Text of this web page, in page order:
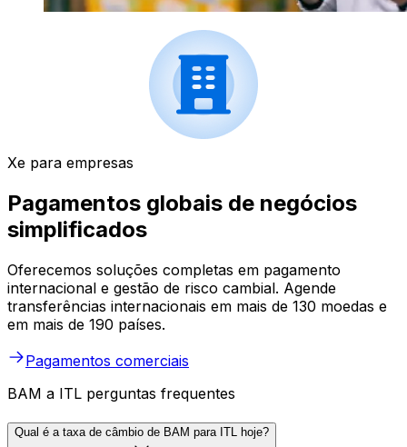
Xe para empresas
Pagamentos globais de negócios
simplificados
Oferecemos soluções completas em pagamento
internacional e gestão de risco cambial. Agende
transferências internacionais em mais de 130 moedas e
em mais de 190 países.
Pagamentos comerciais
BAM a ITL perguntas frequentes
Qual é a taxa de câmbio de BAM para ITL hoje?